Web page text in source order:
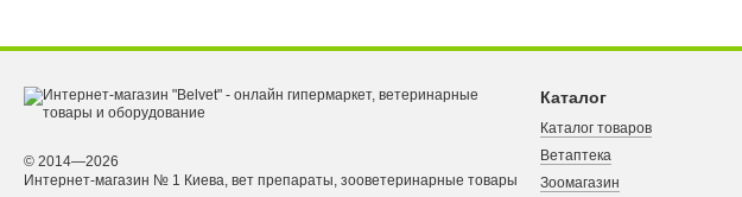
© 2014—2026
Интернет-магазин № 1 Киева, вет препараты, зооветеринарные товары
Каталог
Каталог товаров
Ветаптека
Зоомагазин